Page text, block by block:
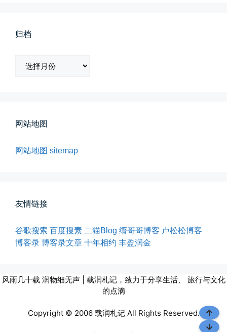
四月物语
📅 04-29 20:49 👤 Zairun
归档
网站地图
网站地图 sitemap
友情链接
谷歌搜索 百度搜素 二猫Blog 缙哥哥博客 卢松松博客
博客录 博客录文章 十年相约 丰盈润金
风雨几十载 润物细无声 | 载润札记，致力于分享生活、 旅行与文化
的点滴
Copyright © 2006 载润札记 All Rights Reserved.